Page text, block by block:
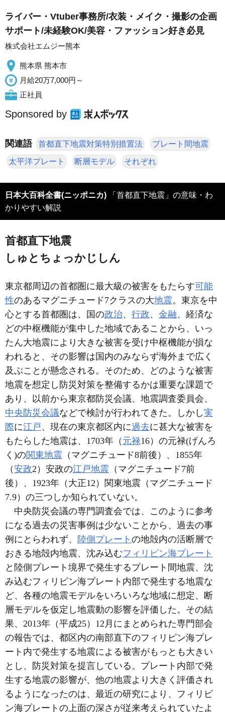
ライバー・Vtuber事務所/衣装・メイク・撮影の企画
サポート/未経験OK/美容・ファッション好き必見
株式会社エムジー熊本
熊本県 熊本市
月給20万7,000円～
正社員
Sponsored by
関連語 首都直下地震対策特別措置法 プレート間地震
太平洋プレート 断層モデル それぞれ
日本大百科全書(ニッポニカ) 「首都直下地震」の意味・わ
かりやすい解説
首都直下地震
しゅとちょっかじしん
東京都周辺の首都圏に最大級の被害をもたらす可能
性のあるマグニチュード7クラスの大地震。東京を中
心とする首都圏は、国の政治、 行政、 金融、経済な
どの中枢機能が集中した地域であることから、いっ
たん大地震により大きな被害を受け中枢機能が損な
われると、その影響は国内のみならず海外まで広く
及ぶことが懸念される。そのため、どのような被害
地震を想定し防災対策を整備するかは重要な課題で
あり、以前から東京都防災会議、地震調査委員会、
中央防災会議などで検討が行われてきた。しかし実
際に江戸、現在の東京都区内に過去に甚大な被害を
もたらした地震は、1703年（ 元禄16）の元禄(げんろ
く)の関東地震 （マグニチュード8前後）、1855年
（安政2）安政の江戸地震 （マグニチュード7前
後）、1923年（大正12）関東地震（マグニチュード
7.9）の三つしか知られていない。
中央防災会議の専門調査会では、このように参考
になる過去の災害事例は少ないことから、過去の事
例にとらわれず、 陸側プレート の地殻内の活断層で
おきる地殻内地震、沈み込むフィリピン海プレート
と陸側プレート境界で発生するプレート間地震、沈
み込むフィリピン海プレート内部で発生する地震な
ど、各種の地震モデルをいろいろな地域に想定、断
層モデルを仮定し地震動の影響を評価した。その結
果、2013年（平成25）12月にまとめられた専門部会
の報告では、都区内の南部直下のフィリピン海プレ
ート内で発生する地震による被害がもっとも大きい
とし、防災対策を提言している。プレート内部で発
生する地震の影響が、他の地震より大きく評価され
るようになったのは、最近の研究により、フィリピ
ン海プレートの上面の深さが従来考えられていたよ